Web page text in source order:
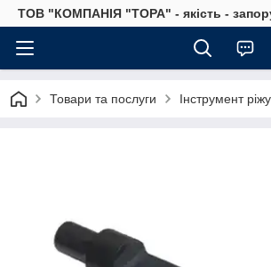
ТОВ "КОМПАНІЯ "ТОРА" - якість -
Товари та послуги Інструмент